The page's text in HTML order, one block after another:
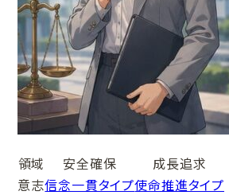
領域 安全確保
成長追求
意志信念一貫タイプ使命推進タイプ